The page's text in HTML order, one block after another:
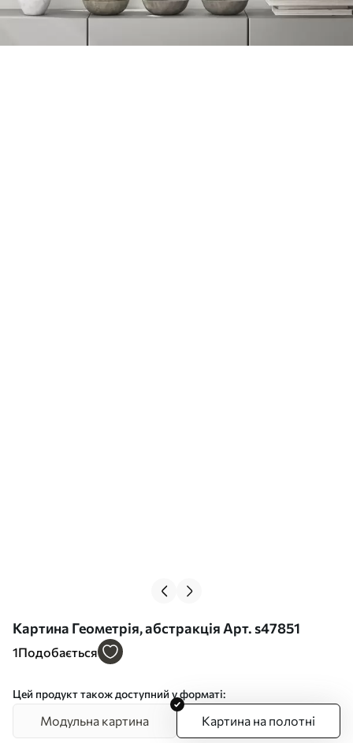
Картина Геометрія, абстракція Арт. s47851
1Подобається
Цей продукт також доступний у форматі:
Модульна картина Картина на полотні